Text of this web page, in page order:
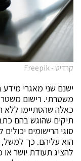
קרדיט - Freepik
ישנם שני מאגרי מידע
משטרתי. רישום
כאלה שהסתיימו ללא
תיקים שהוגש בהם
סוגי הרישומים
הוא עליהם. כך
להציג תעודת יושר